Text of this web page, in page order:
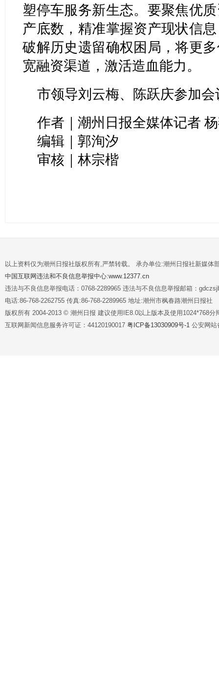
塑停车服务新生态。要聚焦优
产底数，精准掌握资产现状信
破解历史遗留确权困局，将更
宽融资渠道，激活造血能力。
市领导刘云梅、陈跃庆参加会
作者｜潮州日报全媒体记者
编辑｜郭洵汐
审核｜林宗楷
以上资料仅为潮州日报社版权所有,严禁转载。 承办单位:潮州日报社新媒体
中国互联网违法和不良信息举报中心:www.12377.cn
违法与不良信息举报电话：0768-2289965 违法与不良信息举报邮箱：
电话:86-768-2262755 传真:86-768-2289965 地址:潮州市枫春路潮州日报社
版权所有 2004-2013 © 潮州日报 建议使用IE8.0以上版本及使用1024*768分
互联网新闻信息服务许可证：44120190017 粤ICP备13030909号-1 公安网站